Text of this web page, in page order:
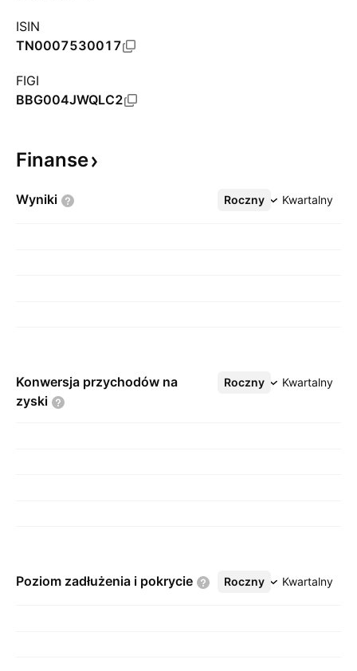
ISIN
TN0007530017
FIGI
BBG004JWQLC2
Finanse
Wyniki Roczny Kwartalny
Więcej
Konwersja przychodów na
zyski
Roczny Kwartalny
Więcej
Poziom zadłużenia i pokrycie Roczny Kwartalny
Więcej